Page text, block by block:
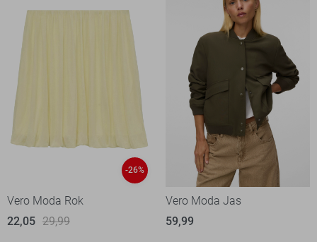
-26%
Vero Moda Rok
22,05 29,99
Vero Moda Jas
59,99